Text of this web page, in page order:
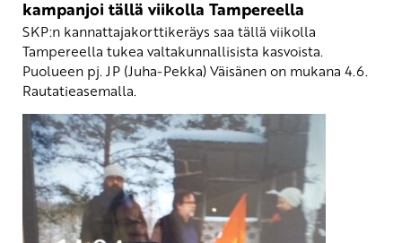
kampanjoi tällä viikolla Tampereella
SKP:n kannattajakorttikeräys saa tällä viikolla
Tampereella tukea valtakunnallisista kasvoista.
Puolueen pj. JP (Juha-Pekka) Väisänen on mukana 4.6.
Rautatieasemalla.